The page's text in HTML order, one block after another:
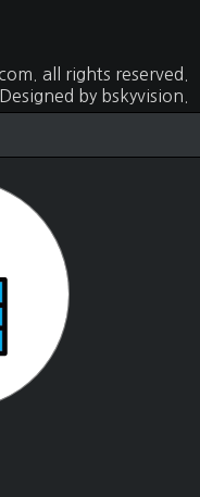
. all rights reserved.
Designed by bskyvision.